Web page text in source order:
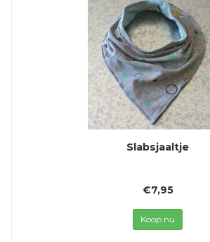
Slabsjaaltje
€7,95
Koop nu